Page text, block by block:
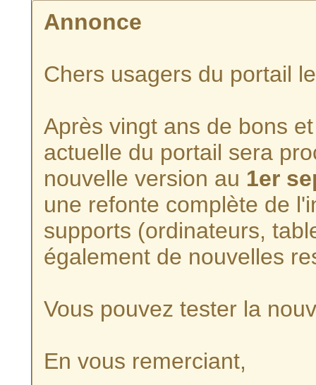
Annonce
Chers usagers du portail
Après vingt ans de bons
actuelle du portail sera
nouvelle version au 1er
une refonte complète de
supports (ordinateurs,
également de nouvelles
Vous pouvez tester la
En vous remerciant,